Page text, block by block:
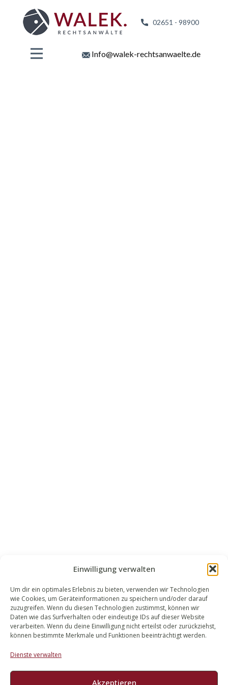
Einwilligung verwalten
Um dir ein optimales Erlebnis zu bieten, verwenden wir Technologien
wie Cookies, um Geräteinformationen zu speichern und/oder darauf
zuzugreifen. Wenn du diesen Technologien zustimmst, können wir
Daten wie das Surfverhalten oder eindeutige IDs auf dieser Website
verarbeiten. Wenn du deine Einwilligung nicht erteilst oder zurückziehst,
können bestimmte Merkmale und Funktionen beeinträchtigt werden.
Dienste verwalten
Akzeptieren
02651 - 98900
Info@walek-rechtsanwaelte.de
WALEK RECHTSANWÄLT​​E
Bachstraße 13
56727 Mayen
02651 98 900
info@walek-rechtsanwaelte.de